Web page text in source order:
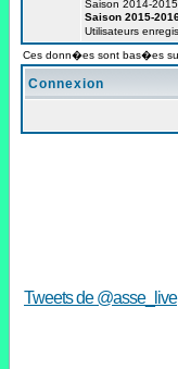
Saison 2014-
Saison 2015-
Utilisateurs
Ces donn�es sont bas�es
Connexion
Tweets de @asse_live